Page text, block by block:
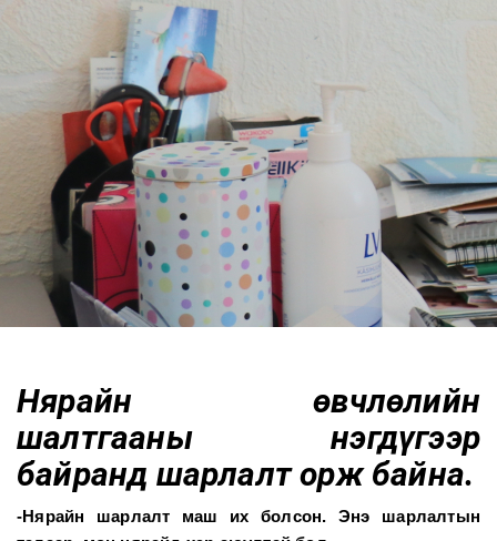
Нярайн өвчлөлийн
шалтгааны нэгдүгээр
байранд шарлалт орж байна.
-Нярайн шарлалт маш их болсон. Энэ шарлалтын